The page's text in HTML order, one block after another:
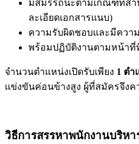
มีสมรรถนะตามเกณฑ์ที่สำ
ละเอียดเอกสารแนบ)
ความรับผิดชอบและมีควา
พร้อมปฏิบัติงานตามหน้าที่
จำนวนตำแหน่งเปิดรับเพียง 1 ตำ
แข่งขันค่อนข้างสูง ผู้ที่สมัครจึงค
วิธีการสรรหาพนักงานบริหา